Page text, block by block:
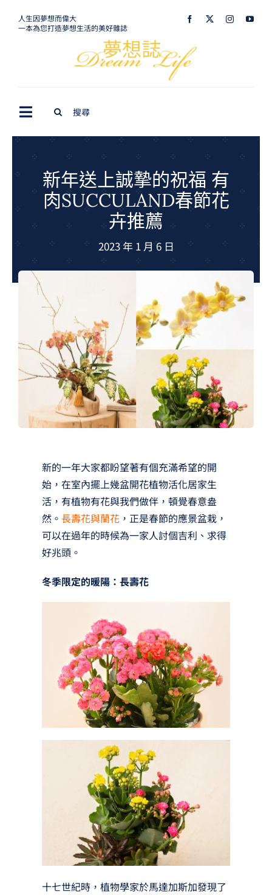
人生因夢想而偉大
一本為您打造夢想生活的美好雜誌
Toggle
Navigation
生活美學
室內設計
夢想TV
GCU大賽
新年送上誠摯的祝福 有
肉SUCCULAND春節花
卉推薦
2023 年 1 月 6 日
新的一年大家都盼望著有個充滿希望的開
始，在室內擺上幾盆開花植物活化居家生
活，有植物有花與我們做伴，頓覺春意盎
然。 長壽花與蘭花，正是春節的應景盆栽，
可以在過年的時候為一家人討個吉利、求得
好兆頭。
冬季限定的暖陽：長壽花
十七世紀時，植物學家於馬達加斯加發現了